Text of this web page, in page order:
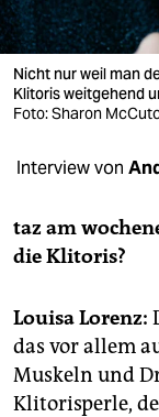
verlag
verlag
veranstaltungen
unterstützen
genossenschaft
epaper login
Nicht nur weil man
Klitoris weitgehend
Foto: Sharon
Interview von
taz am
die Klitoris?
Louisa Lorenz:
das vor allem
Muskeln und
Klitorisperle,